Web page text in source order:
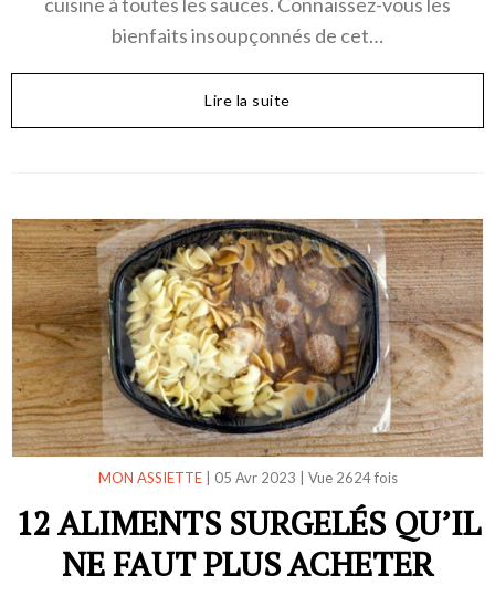
bienfaits insoupçonnés de cet…
Lire la suite
MON ASSIETTE| 05 Avr 2023 Vue 2624 fois
12 ALIMENTS SURGELÉS QU’IL
NE FAUT PLUS ACHETER